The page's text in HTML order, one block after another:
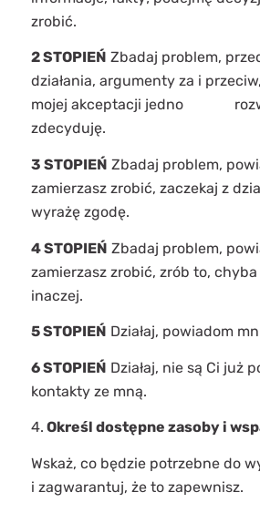
zrobić.
2 STOPIEŃ Zbadaj problem,
działania, argumenty za i
mojej akceptacji jedno
zdecyduję.
3 STOPIEŃ Zbadaj problem,
zamierzasz zrobić, zaczekaj z
wyrażę zgodę.
4 STOPIEŃ Zbadaj problem,
zamierzasz zrobić, zrób to,
inaczej.
5 STOPIEŃ Działaj, powiadom
6 STOPIEŃ Działaj, nie są Ci już
kontakty ze mną.
4. Określ dostępne zasoby i
Wskaż, co będzie potrzebne do
i zagwarantuj, że to zapewnisz.